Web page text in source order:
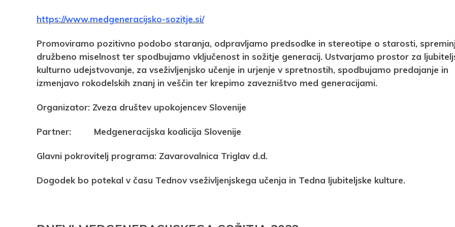
https://www.medgeneracijsko-sozitje.si/
Promoviramo pozitivno podobo staranja, odpravljamo predsodke in stereotipe o starosti,
družbeno miselnost ter spodbujamo vključenost in sožitje generacij. Ustvarjamo prostor za
kulturno udejstvovanje, za vseživljenjsko učenje in urjenje v spretnostih, spodbujamo predajanje in
izmenjavo rokodelskih znanj in veščin ter krepimo zavezništvo med generacijami.
Organizator: Zveza društev upokojencev Slovenije
Partner: Medgeneracijska koalicija Slovenije
Glavni pokrovitelj programa: Zavarovalnica Triglav d.d.
Dogodek bo potekal v času Tednov vseživljenjskega učenja in Tedna ljubiteljske kulture.